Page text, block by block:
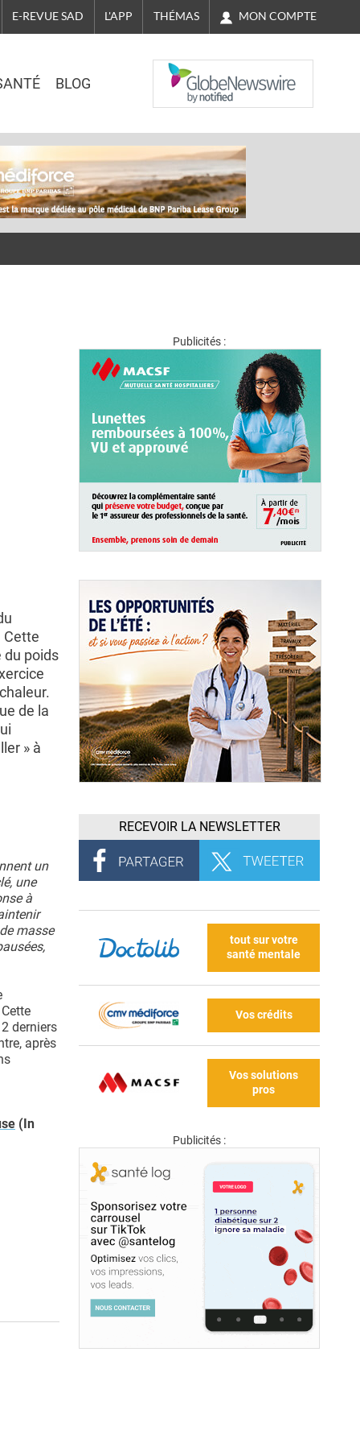
E-REVUE SAD L'APP THÉMAS MON COMPTE
BLOG
NASDAQ
Cette
du poids
de la
» à
un
une
à
masse
derniers
après
(In
Publicités :
RECEVOIR LA NEWSLETTER
tout sur votre
santé mentale
Vos crédits
Vos solutions
pros
Publicités :